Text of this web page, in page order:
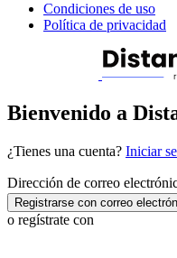
Condiciones de uso
Política de privacidad
Bienvenido a
¿Tienes una cuenta? Iniciar
Dirección de correo
Registrarse con correo
o regístrate con